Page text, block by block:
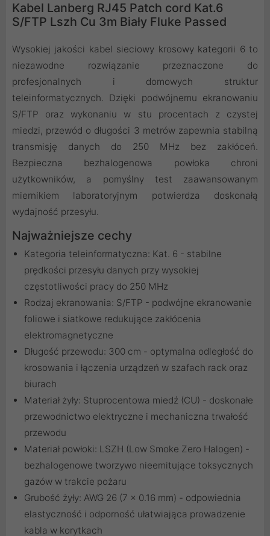
Kabel Lanberg RJ45 Patch cord Kat.6
S/FTP Lszh Cu 3m Biały Fluke Passed
Wysokiej jakości kabel sieciowy krosowy kategorii 6 to
niezawodne rozwiązanie przeznaczone do
profesjonalnych i domowych struktur
teleinformatycznych. Dzięki podwójnemu ekranowaniu
S/FTP oraz wykonaniu w stu procentach z czystej
miedzi, przewód o długości 3 metrów zapewnia stabilną
transmisję danych do 250 MHz bez zakłóceń.
Bezpieczna bezhalogenowa powłoka chroni
użytkowników, a pomyślny test zaawansowanym
miernikiem laboratoryjnym potwierdza doskonałą
wydajność przesyłu.
Najważniejsze cechy
Kategoria teleinformatyczna: Kat. 6 - stabilne
prędkości przesyłu danych przy wysokiej
częstotliwości pracy do 250 MHz
Rodzaj ekranowania: S/FTP - podwójne ekranowanie
foliowe i siatkowe redukujące zakłócenia
elektromagnetyczne
Długość przewodu: 300 cm - optymalna odległość do
krosowania i łączenia urządzeń w szafach rack oraz
biurach
Materiał żyły: Stuprocentowa miedź (CU) - doskonałe
przewodnictwo elektryczne i mechaniczna trwałość
przewodu
Materiał powłoki: LSZH (Low Smoke Zero Halogen) -
bezhalogenowe tworzywo nieemitujące toksycznych
gazów w trakcie pożaru
Grubość żyły: AWG 26 (7 x 0.16 mm) - odpowiednia
elastyczność i odporność ułatwiająca prowadzenie
kabla w korytkach